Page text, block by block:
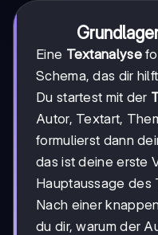
Eine Textanalyse
Schema, das dir
Du startest mit der
Autor, Textart,
formulierst dann
das ist deine erste
Hauptaussage des
Nach einer
du dir, warum der